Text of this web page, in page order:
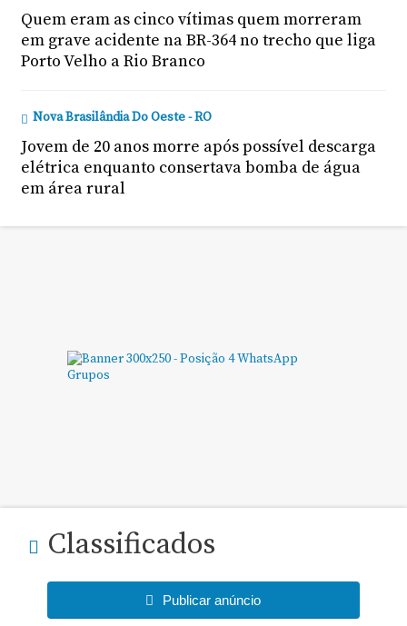
Quem eram as cinco vítimas quem morreram
em grave acidente na BR-364 no trecho que liga
Porto Velho a Rio Branco
Nova Brasilândia Do Oeste - RO
Jovem de 20 anos morre após possível descarga
elétrica enquanto consertava bomba de água
em área rural
Classificados
Publicar anúncio